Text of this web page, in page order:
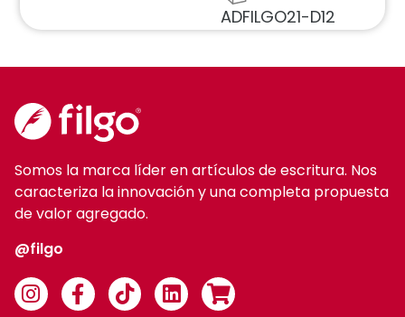
ADFILGO21-D12
Somos la marca líder en artículos de escritura. Nos
caracteriza la innovación y una completa propuesta
de valor agregado.
@filgo